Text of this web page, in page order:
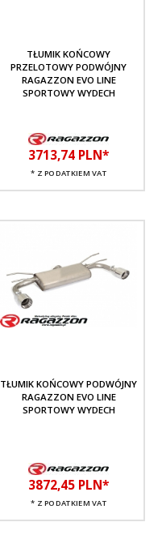
TŁUMIK KOŃCOWY
PRZELOTOWY PODWÓJNY
RAGAZZON EVO LINE
SPORTOWY WYDECH
3713,74 PLN*
* Z PODATKIEM VAT
TŁUMIK KOŃCOWY PODWÓJNY
RAGAZZON EVO LINE
SPORTOWY WYDECH
3872,45 PLN*
* Z PODATKIEM VAT